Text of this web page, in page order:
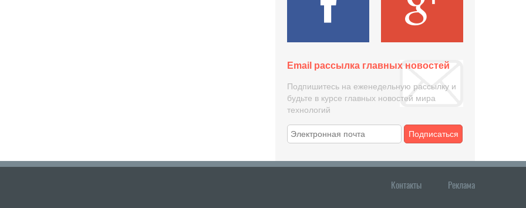
Email рассылка главных новостей
Подпишитесь на еженедельную рассылку и
будьте в курсе главных новостей мира
технологий
Подписаться
Контакты Реклама